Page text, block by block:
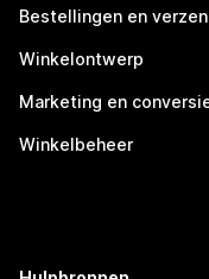
Bestellingen en
Winkelontwerp
Marketing en
Winkelbeheer